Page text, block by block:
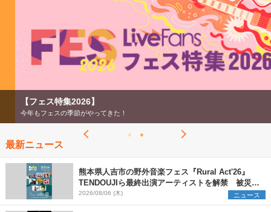
【フェス特集2026】
今年もフェスの季節がやってきた！
最新ニュース
熊本県人吉市の野外音楽フェス『Rural Act'26』
TENDOUJIら最終出演アーティストを解禁 被災地
支援プロジェクトの始動も発表
2026/08/06 (木) ニュース